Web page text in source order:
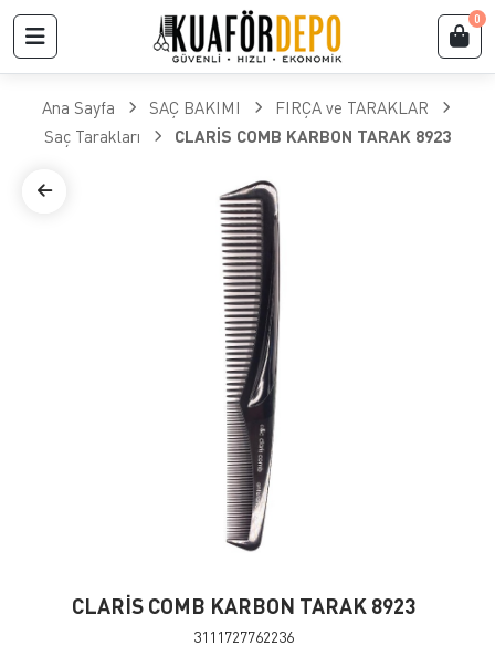
0
Ana Sayfa SAÇ BAKIMI
FIRÇA ve TARAKLAR
​Saç Tarakları
CLARİS COMB KARBON TARAK 8923
CLARİS COMB KARBON TARAK 8923
3111727762236